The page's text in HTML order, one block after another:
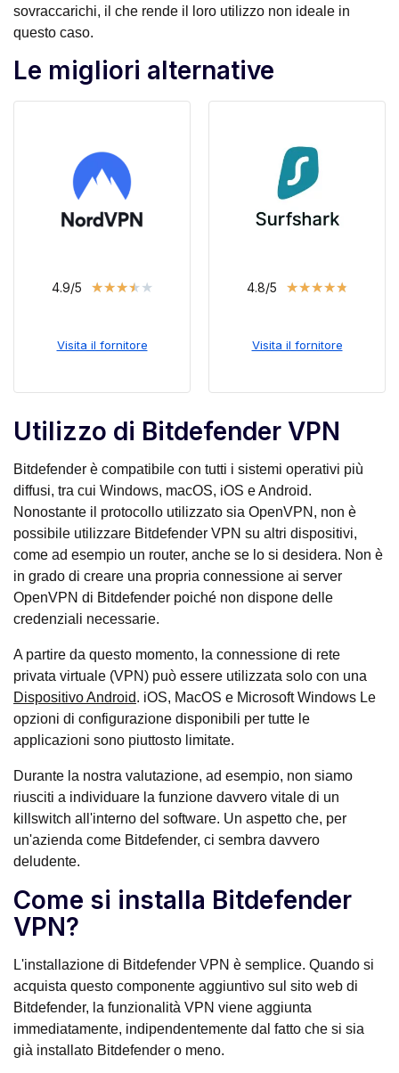
sovraccarichi, il che rende il loro utilizzo non ideale in
questo caso.
Le migliori alternative
4.9/5 ★★★★★
Visita il fornitore
4.8/5 ★★★★★
Visita il fornitore
Utilizzo di Bitdefender VPN
Bitdefender è compatibile con tutti i sistemi operativi più
diffusi, tra cui Windows, macOS, iOS e Android.
Nonostante il protocollo utilizzato sia OpenVPN, non è
possibile utilizzare Bitdefender VPN su altri dispositivi,
come ad esempio un router, anche se lo si desidera. Non è
in grado di creare una propria connessione ai server
OpenVPN di Bitdefender poiché non dispone delle
credenziali necessarie.
A partire da questo momento, la connessione di rete
privata virtuale (VPN) può essere utilizzata solo con una
Dispositivo Android. iOS, MacOS e Microsoft Windows Le
opzioni di configurazione disponibili per tutte le
applicazioni sono piuttosto limitate.
Durante la nostra valutazione, ad esempio, non siamo
riusciti a individuare la funzione davvero vitale di un
killswitch all'interno del software. Un aspetto che, per
un'azienda come Bitdefender, ci sembra davvero
deludente.
Come si installa Bitdefender
VPN?
L'installazione di Bitdefender VPN è semplice. Quando si
acquista questo componente aggiuntivo sul sito web di
Bitdefender, la funzionalità VPN viene aggiunta
immediatamente, indipendentemente dal fatto che si sia
già installato Bitdefender o meno.